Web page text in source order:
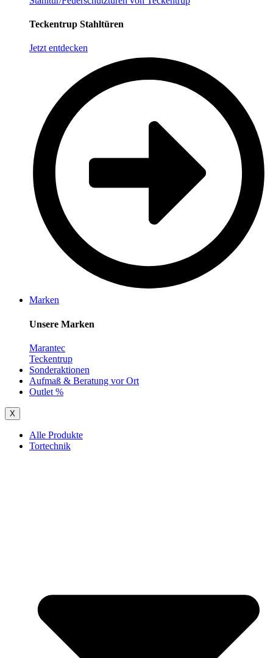
Teckentrup Stahltüren
Jetzt entdecken
Marken
Unsere Marken
Marantec
Teckentrup
Sonderaktionen
Aufmaß & Beratung vor Ort
Outlet %
X
Alle Produkte
Tortechnik